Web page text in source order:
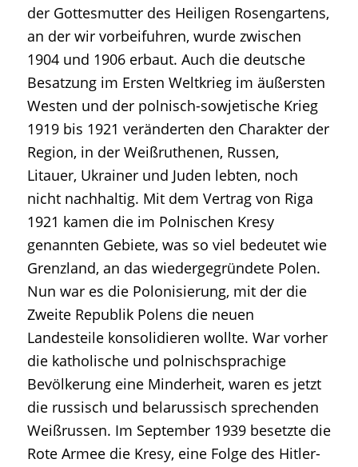
der Gottesmutter des Heiligen Rosengartens,
an der wir vorbeifuhren, wurde zwischen
1904 und 1906 erbaut. Auch die deutsche
Besatzung im Ersten Weltkrieg im äußersten
Westen und der polnisch-sowjetische Krieg
1919 bis 1921 veränderten den Charakter der
Region, in der Weißruthenen, Russen,
Litauer, Ukrainer und Juden lebten, noch
nicht nachhaltig. Mit dem Vertrag von Riga
1921 kamen die im Polnischen Kresy
genannten Gebiete, was so viel bedeutet wie
Grenzland, an das wiedergegründete Polen.
Nun war es die Polonisierung, mit der die
Zweite Republik Polens die neuen
Landesteile konsolidieren wollte. War vorher
die katholische und polnischsprachige
Bevölkerung eine Minderheit, waren es jetzt
die russisch und belarussisch sprechenden
Weißrussen. Im September 1939 besetzte die
Rote Armee die Kresy, eine Folge des Hitler-